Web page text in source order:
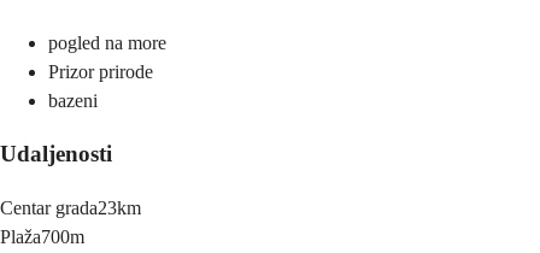
pogled na more
Prizor prirode
bazeni
Udaljenosti
Centar grada23km
Plaža700m